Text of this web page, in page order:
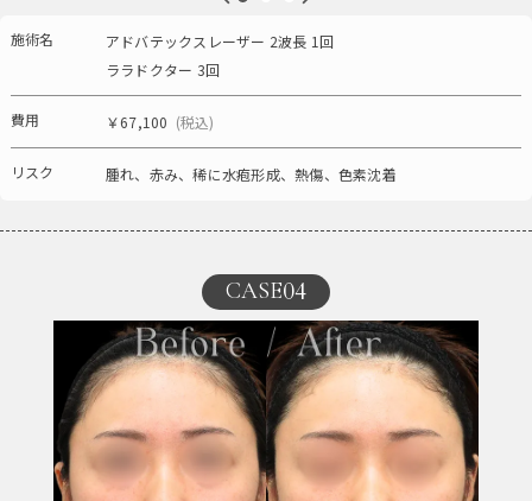
施術名
アドバテックスレーザー 2波長 1回
ララドクター 3回
費用 ￥67,100 (税込)
リスク 腫れ、赤み、稀に水疱形成、熱傷、色素沈着
CASE04